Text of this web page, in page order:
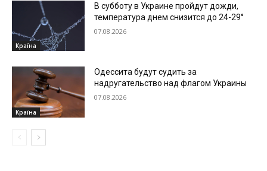
Країна
В субботу в Украине пройдут дожди,
температура днем снизится до 24-29°
07.08.2026
Країна
Одессита будут судить за
надругательство над флагом Украины
07.08.2026